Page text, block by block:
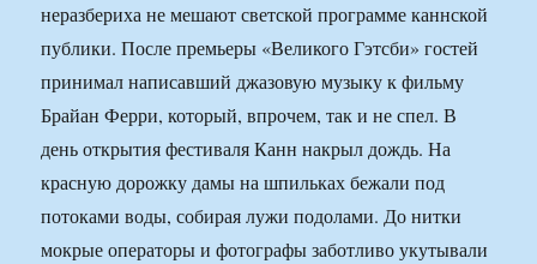
неразбериха не мешают светской программе каннской
публики. После премьеры «Великого Гэтсби» гостей
принимал написавший джазовую музыку к фильму
Брайан Ферри, который, впрочем, так и не спел. В
день открытия фестиваля Канн накрыл дождь. На
красную дорожку дамы на шпильках бежали под
потоками воды, собирая лужи подолами. До нитки
мокрые операторы и фотографы заботливо укутывали